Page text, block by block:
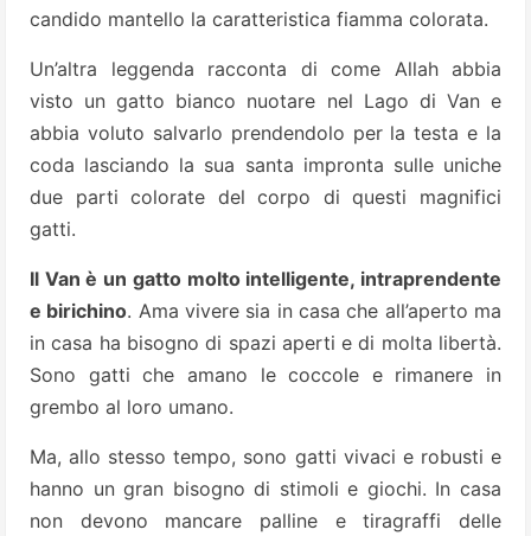
candido mantello la caratteristica fiamma colorata.
Un’altra leggenda racconta di come Allah abbia
visto un gatto bianco nuotare nel Lago di Van e
abbia voluto salvarlo prendendolo per la testa e la
coda lasciando la sua santa impronta sulle uniche
due parti colorate del corpo di questi magnifici
gatti.
Il Van è un gatto molto intelligente, intraprendente
e birichino. Ama vivere sia in casa che all’aperto ma
in casa ha bisogno di spazi aperti e di molta libertà.
Sono gatti che amano le coccole e rimanere in
grembo al loro umano.
Ma, allo stesso tempo, sono gatti vivaci e robusti e
hanno un gran bisogno di stimoli e giochi. In casa
non devono mancare palline e tiragraffi delle